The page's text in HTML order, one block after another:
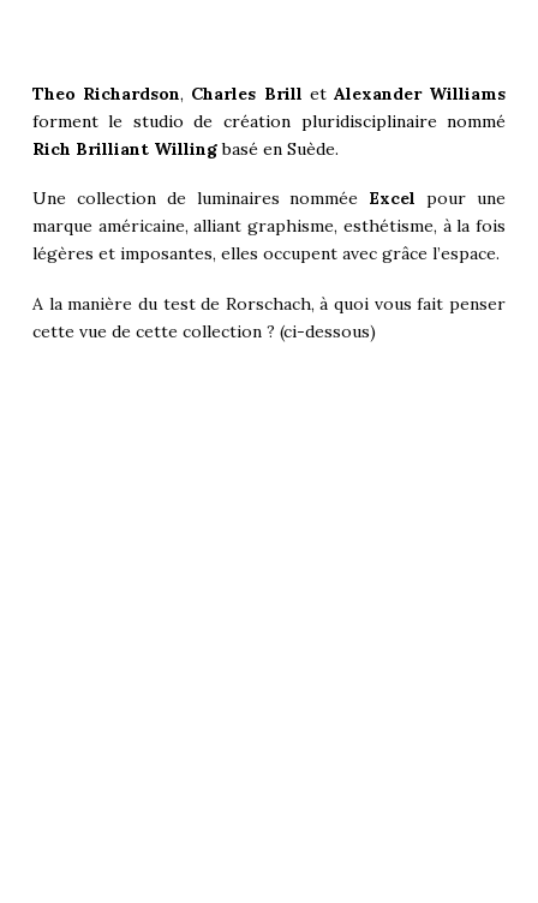
Theo Richardson, Charles Brill et Alexander Williams
forment le studio de création pluridisciplinaire nommé
Rich Brilliant Willingbasé en Suède.
Une collection de luminaires nommée Excelpour une
marque américaine, alliant graphisme, esthétisme, à la fois
légères et imposantes, elles occupent avec grâce l’espace.
A la manière du test de Rorschach, à quoi vous fait penser
cette vue de cette collection ? (ci-dessous)